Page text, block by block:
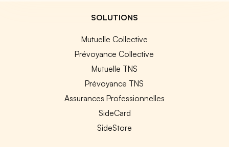
SOLUTIONS
Mutuelle Collective
Prévoyance Collective
Mutuelle TNS
Prévoyance TNS
Assurances Professionnelles
SideCard
SideStore